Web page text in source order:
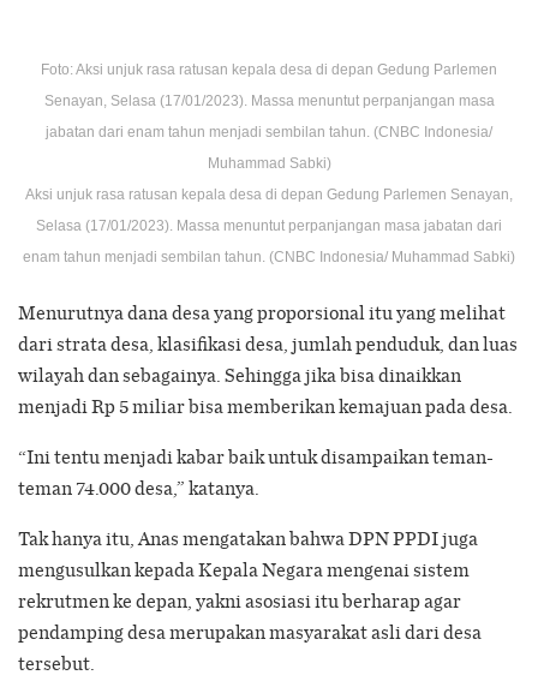
Foto: Aksi unjuk rasa ratusan kepala desa di depan Gedung Parlemen
Senayan, Selasa (17/01/2023). Massa menuntut perpanjangan masa
jabatan dari enam tahun menjadi sembilan tahun. (CNBC Indonesia/
Muhammad Sabki)
Aksi unjuk rasa ratusan kepala desa di depan Gedung Parlemen Senayan,
Selasa (17/01/2023). Massa menuntut perpanjangan masa jabatan dari
enam tahun menjadi sembilan tahun. (CNBC Indonesia/ Muhammad Sabki)
Menurutnya dana desa yang proporsional itu yang melihat
dari strata desa, klasifikasi desa, jumlah penduduk, dan luas
wilayah dan sebagainya. Sehingga jika bisa dinaikkan
menjadi Rp 5 miliar bisa memberikan kemajuan pada desa.
“Ini tentu menjadi kabar baik untuk disampaikan teman-
teman 74.000 desa,” katanya.
Tak hanya itu, Anas mengatakan bahwa DPN PPDI juga
mengusulkan kepada Kepala Negara mengenai sistem
rekrutmen ke depan, yakni asosiasi itu berharap agar
pendamping desa merupakan masyarakat asli dari desa
tersebut.